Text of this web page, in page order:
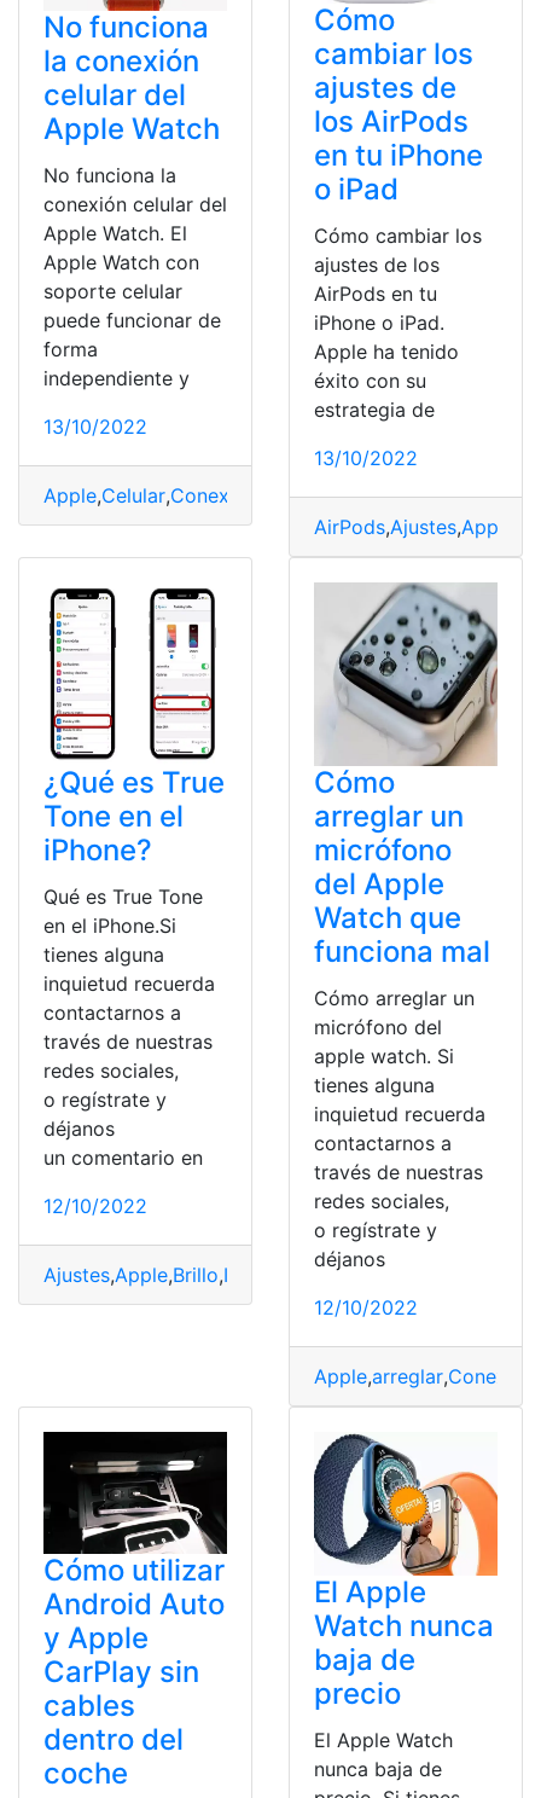
No funciona
la conexión
celular del
Apple Watch
No funciona la
conexión celular del
Apple Watch. El
Apple Watch con
soporte celular
puede funcionar de
forma
independiente y
13/10/2022
Apple,Celular,Conexión funciona,Watch
Cómo
cambiar los
ajustes de
los AirPods
en tu iPhone
o iPad
Cómo cambiar los
ajustes de los
AirPods en tu
iPhone o iPad.
Apple ha tenido
éxito con su
estrategia de
13/10/2022
AirPods,Ajustes,Apple
¿Qué es True
Tone en el
iPhone?
Qué es True Tone
en el iPhone.Si
tienes alguna
inquietud recuerda
contactarnos a
través de nuestras
redes sociales,
o regístrate y
déjanos
un comentario en
12/10/2022
Ajustes,Apple,Brillo,Iphone Pantalla,tono
Cómo
arreglar un
micrófono
del Apple
Watch que
funciona mal
Cómo arreglar un
micrófono del
apple watch. Si
tienes alguna
inquietud recuerda
contactarnos a
través de nuestras
redes sociales,
o regístrate y
déjanos
12/10/2022
Apple,arreglar,Conexión
Cómo utilizar
Android Auto
y Apple
CarPlay sin
cables
dentro del
coche
El Apple
Watch nunca
baja de
precio
El Apple Watch
nunca baja de